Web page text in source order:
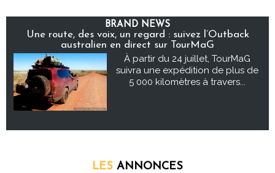
BRAND NEWS
Une route, des voix, un regard : suivez l’Outback
australien en direct sur TourMaG
À partir du 24 juillet, TourMaG
suivra une expédition de plus de
5 000 kilomètres à travers...
LES ANNONCES